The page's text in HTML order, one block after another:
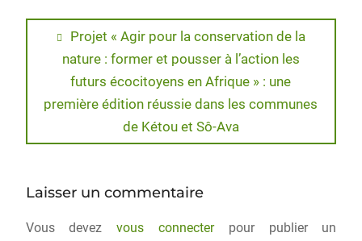
c
e
b
o
o
k
st
o
d
o
n
ai
l
ta
g
er
Projet « Agir pour la conservation de la
nature : former et pousser à l’action les
futurs écocitoyens en Afrique » : une
première édition réussie dans les communes
de Kétou et Sô-Ava
Laisser un commentaire
Vous devezvous connecterpour publier un